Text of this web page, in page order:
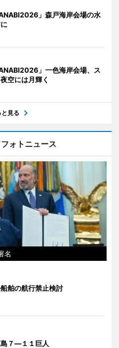
」森戸海岸会場の水
」一色海岸会場、ス
空には月輝く
と見る
ォトニュース
名
舶の航行禁止検討
７―１１巨人